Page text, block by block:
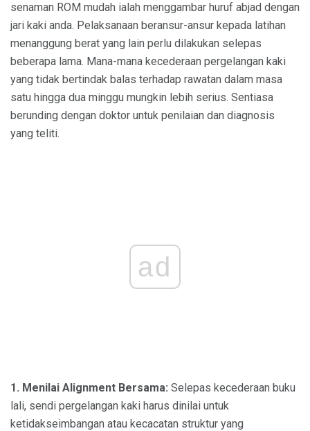
senaman ROM mudah ialah menggambar huruf abjad dengan
jari kaki anda. Pelaksanaan beransur-ansur kepada latihan
menanggung berat yang lain perlu dilakukan selepas
beberapa lama. Mana-mana kecederaan pergelangan kaki
yang tidak bertindak balas terhadap rawatan dalam masa
satu hingga dua minggu mungkin lebih serius. Sentiasa
berunding dengan doktor untuk penilaian dan diagnosis
yang teliti.
ad
1. Menilai Alignment Bersama: Selepas kecederaan buku
lali, sendi pergelangan kaki harus dinilai untuk
ketidakseimbangan atau kecacatan struktur yang